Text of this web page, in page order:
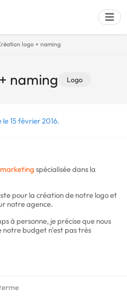
logo + naming
naming Logo
15 février 2016.
marketing spécialisée dans la
pour la création de notre logo et
notre agence.
à personne, je précise que nous
notre budget n'est pas très